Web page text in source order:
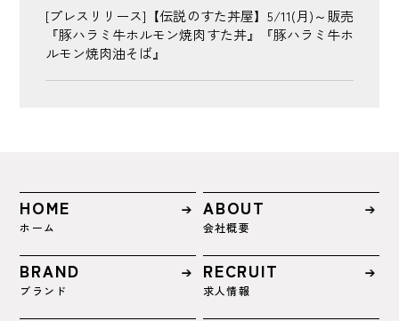
[プレスリリース]【伝説のすた丼屋】5/11(月)～販売
『豚ハラミ牛ホルモン焼肉すた丼』『豚ハラミ牛ホ
ルモン焼肉油そば』
HOME
ホーム
ABOUT
会社概要
BRAND
ブランド
RECRUIT
求人情報